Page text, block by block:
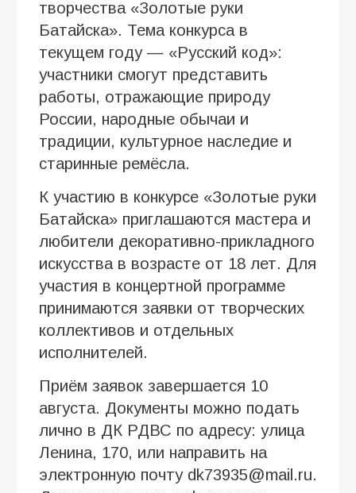
творчества «Золотые руки
Батайска». Тема конкурса в
текущем году — «Русский код»:
участники смогут представить
работы, отражающие природу
России, народные обычаи и
традиции, культурное наследие и
старинные ремёсла.
К участию в конкурсе «Золотые руки
Батайска» приглашаются мастера и
любители декоративно-прикладного
искусства в возрасте от 18 лет. Для
участия в концертной программе
принимаются заявки от творческих
коллективов и отдельных
исполнителей.
Приём заявок завершается 10
августа. Документы можно подать
лично в ДК РДВС по адресу: улица
Ленина, 170, или направить на
электронную почту dk73935@mail.ru.